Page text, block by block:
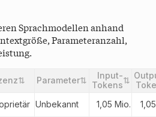
Sprachmodellen anhand
Parameteranzahl,
⇅ Parameter⇅
Input-
Tokens⇅
Unbekannt 1,05 Mio.